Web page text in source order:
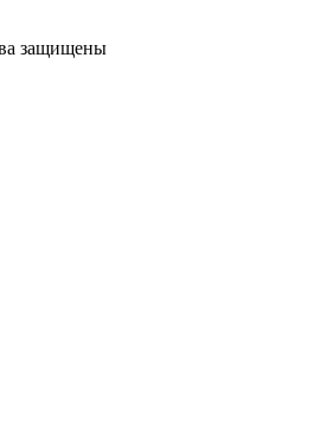
защищены